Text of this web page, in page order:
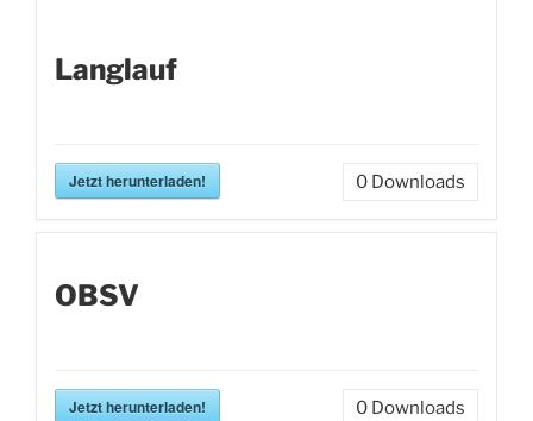
Langlauf
Jetzt herunterladen! 0 Downloads
OBSV
Jetzt herunterladen! 0 Downloads